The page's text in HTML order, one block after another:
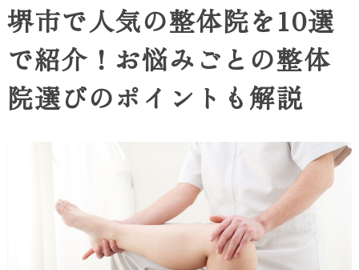
堺市で人気の整体院を10選
で紹介！お悩みごとの整体
院選びのポイントも解説